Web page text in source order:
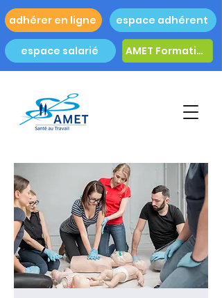
adhérer en ligne espace adhérent
espace salarié AMET Formation